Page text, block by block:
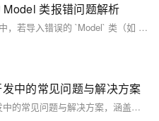
类报错问题解析
在 Spring MVC 或 Spring Boot 开发中，若导入错误的 `Model` 类（如 `ch.qos.logback.core.model.Model`），会导致无法解析 `addAttribute` 方法的错误。正确类应为 `org.springframework.ui.Model`。此问题通常因 IDE 自动导入错误类引起。解决方法包括：删除错误导入、添加正确包路径、验证依赖及清理缓存。确保代码中正确使用 Spring 提供的 `Model` 接口以实现前后端数据传递。
中的常见问题与解决方案
本文深入分析了Spring Boot项目开发中的常见问题与解决方案，涵盖视图路径冲突（Circular View Path）、ECharts图表数据异常及SQL唯一约束冲突等典型场景。通过实际案例剖析问题成因，并提供具体解决方法，如优化视图解析器配置、改进数据查询逻辑以及合理使用外键约束。同时复习了Spring MVC视图解析原理与数据库完整性知识，强调细节处理和数据验证的重要性，为开发者提供实用参考。